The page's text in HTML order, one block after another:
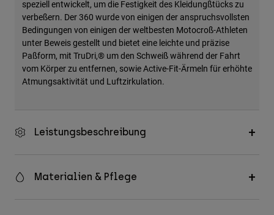
speziell entwickelt, um die Festigkeit des Kleidungßtücks zu
verbeßern. Der 360 wurde von einigen der anspruchsvollsten
Bedingungen von einigen der weltbesten Motocroß-Athleten
unter Beweis gestellt und bietet eine leichte und präzise
Paßform, mit TruDri,® um den Schweiß während der Fahrt
vom Körper zu entfernen, sowie Active-Fit-Ärmeln für erhöhte
Atmungsaktivität und Luftzirkulation.
Leistungsbeschreibung
Materialien & Pflege